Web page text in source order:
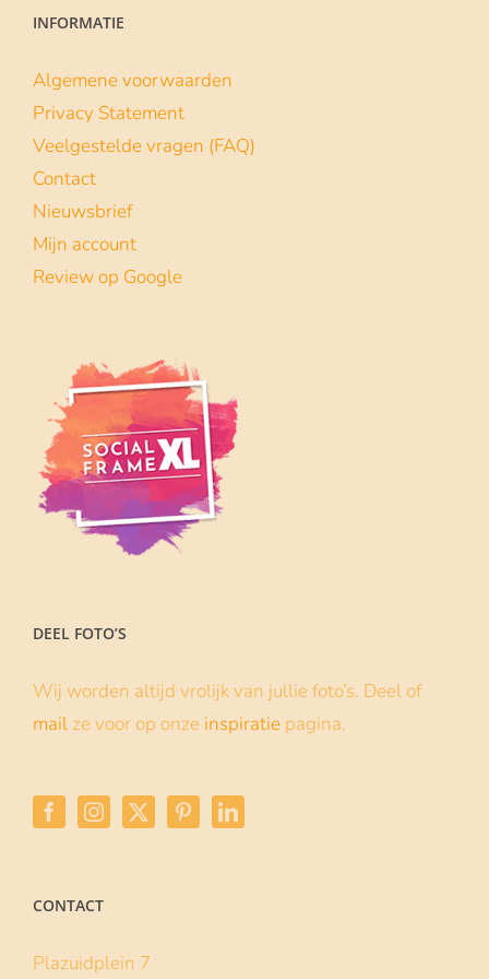
INFORMATIE
Algemene voorwaarden
Privacy Statement
Veelgestelde vragen (FAQ)
Contact
Nieuwsbrief
Mijn account
Review op Google
DEEL FOTO’S
Wij worden altijd vrolijk van jullie foto’s. Deel of
mail ze voor op onze inspiratie pagina.
CONTACT
Plazuidplein 7